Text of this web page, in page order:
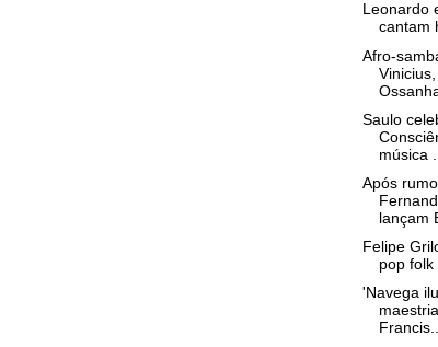
Leonardo
cantam
Afro-
Saulo
música ...
Após
lançam
Felipe
pop folk
'Navega